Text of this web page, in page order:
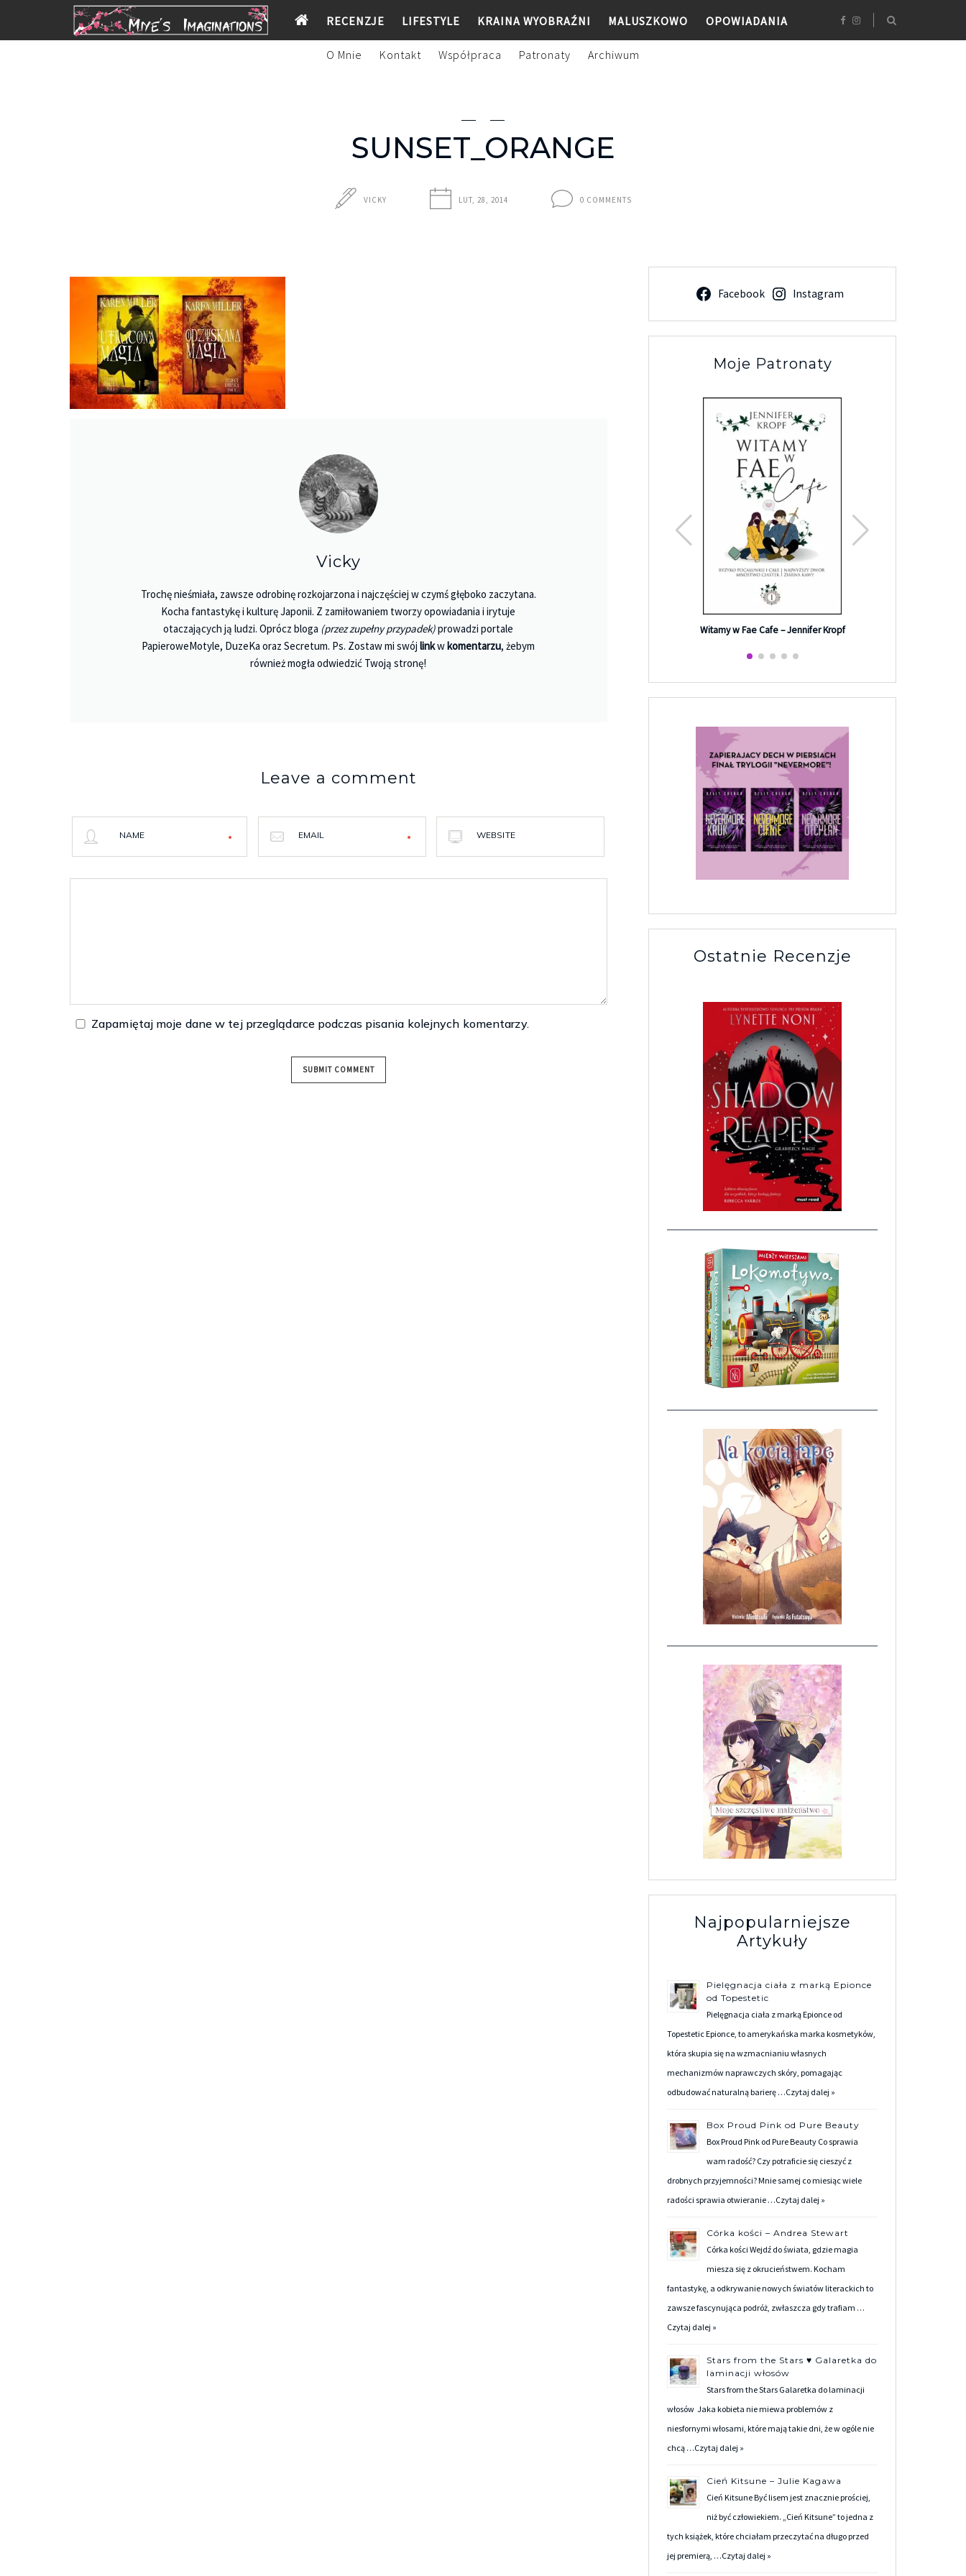
RECENZJE LIFESTYLE KRAINA WYOBRAŹNI MALUSZKOWO OPOWIADANIA
O Mnie Kontakt Współpraca Patronaty Archiwum
SUNSET_ORANGE
VICKY LUT, 28, 2014 0 COMMENTS
Vicky
Trochę nieśmiała, zawsze odrobinę rozkojarzona i najczęściej w czymś głęboko zaczytana.
Kocha fantastykę i kulturę Japonii. Z zamiłowaniem tworzy opowiadania i irytuje
otaczających ją ludzi. Oprócz bloga (przez zupełny przypadek)prowadzi portale
PapieroweMotyle, DuzeKa oraz Secretum. Ps. Zostaw mi swójlinkw komentarzu, żebym
również mogła odwiedzić Twoją stronę!
Leave a comment
NAME EMAIL WEBSITE
Zapamiętaj moje dane w tej przeglądarce podczas pisania kolejnych komentarzy.
Facebook Instagram
Moje Patronaty
Księgarnie i kościopył – Travis Baldree
Witamy w Fae Cafe – Jennifer Kropf
Ostatnie Recenzje
Najpopularniejsze
Artykuły
Pielęgnacja ciała z marką Epionce
od Topestetic
Pielęgnacja ciała z marką Epionce od
Topestetic Epionce, to amerykańska marka kosmetyków,
która skupia się na wzmacnianiu własnych
mechanizmów naprawczych skóry, pomagając
odbudować naturalną barierę …Czytaj dalej »
Box Proud Pink od Pure Beauty
Box Proud Pink od Pure Beauty Co sprawia
wam radość? Czy potraficie się cieszyć z
drobnych przyjemności? Mnie samej co miesiąc wiele
radości sprawia otwieranie …Czytaj dalej »
Córka kości – Andrea Stewart
Córka kości Wejdź do świata, gdzie magia
miesza się z okrucieństwem. Kocham
fantastykę, a odkrywanie nowych światów literackich to
zawsze fascynująca podróż, zwłaszcza gdy trafiam …
Czytaj dalej »
Stars from the Stars ♥ Galaretka do
laminacji włosów
Stars from the Stars Galaretka do laminacji
włosów Jaka kobieta nie miewa problemów z
niesfornymi włosami, które mają takie dni, że w ogóle nie
chcą …Czytaj dalej »
Cień Kitsune – Julie Kagawa
Cień Kitsune Być lisem jest znacznie prościej,
niż być człowiekiem. „Cień Kitsune” to jedna z
tych książek, które chciałam przeczytać na długo przed
jej premierą, …Czytaj dalej »